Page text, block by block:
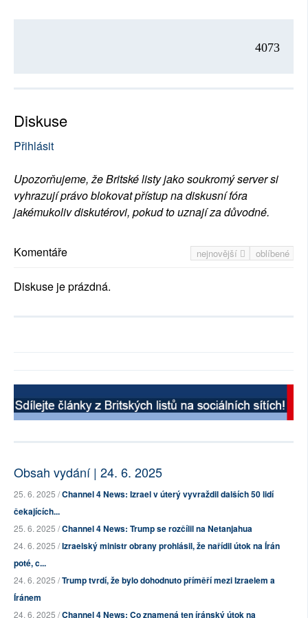
4073
Diskuse
Přihlásit
Upozorňujeme, že Britské listy jako soukromý server si
vyhrazují právo blokovat přístup na diskusní fóra
jakémukoliv diskutérovi, pokud to uznají za důvodné.
nejnovější oblíbené
Komentáře
Diskuse je prázdná.
Obsah vydání | 24. 6. 2025
25. 6. 2025 /Channel 4 News: Izrael v úterý vyvraždil dalších 50 lidí
čekajících...
25. 6. 2025 /Channel 4 News: Trump se rozčílil na Netanjahua
24. 6. 2025 /Izraelský ministr obrany prohlásil, že nařídil útok na Írán
poté, c...
24. 6. 2025 /Trump tvrdí, že bylo dohodnuto příměří mezi Izraelem a
Íránem
24. 6. 2025 /Channel 4 News: Co znamená ten íránský útok na